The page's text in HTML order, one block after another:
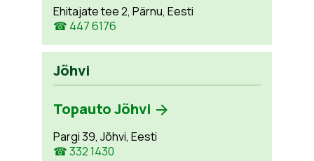
Ehitajate tee 2, Pärnu, Eesti
☎ 447 6176
Jõhvi
Topauto Jõhvi
Pargi 39, Jõhvi, Eesti
☎ 332 1430